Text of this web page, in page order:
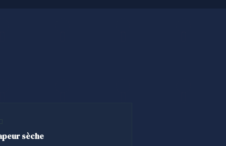
sèche